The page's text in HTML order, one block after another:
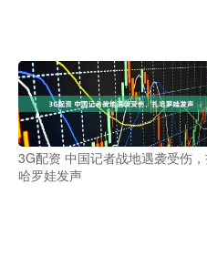
3G配资 中国记者战地遇袭受伤
哈罗娃发声